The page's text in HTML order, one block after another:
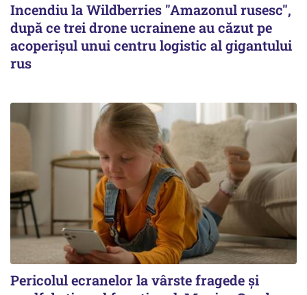
Incendiu la Wildberries "Amazonul rusesc",
după ce trei drone ucrainene au căzut pe
acoperişul unui centru logistic al gigantului
rus
Pericolul ecranelor la vârste fragede și